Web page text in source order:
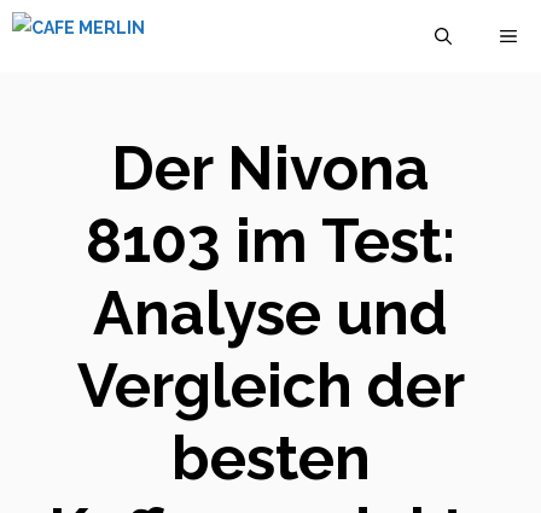
Zum
Der Nivona
8103 im Test:
Analyse und
Vergleich der
besten